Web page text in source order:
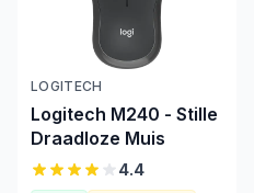
LOGITECH
Logitech M240 - Stille
Draadloze Muis
4.4